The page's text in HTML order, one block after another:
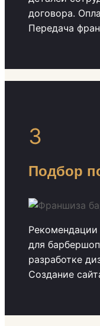
договора.
Передача
3
Подбор
для
разработке
Создание